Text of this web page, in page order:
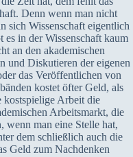
Denn wenn man nicht
sich Wissenschaft eigentlich
in der Wissenschaft kaum
an den akademischen
und Diskutieren der eigenen
das Veröffentlichen von
kostet öfter Geld, als
kostspielige Arbeit die
Arbeitsmarkt, die
wenn man eine Stelle hat,
dem schließlich auch die
Geld zum Nachdenken